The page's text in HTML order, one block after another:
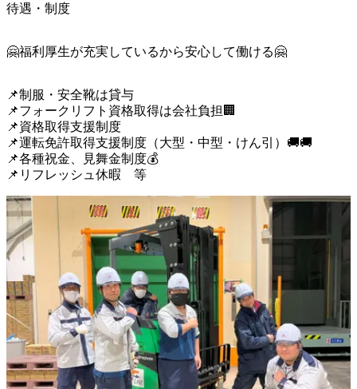
待遇・制度
🤗福利厚生が充実しているから安心して働ける🤗
📌制服・安全靴は貸与
📌フォークリフト資格取得は会社負担🏢
📌資格取得支援制度
📌運転免許取得支援制度（大型・中型・けん引）🚚🚚
📌各種祝金、見舞金制度💰